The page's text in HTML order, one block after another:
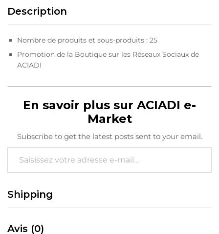
Description
Nombre de produits et sous-produits : 25
Promotion de la Boutique sur les Réseaux Sociaux de
ACIADI
En savoir plus sur ACIADI e-
Market
Subscribe to get the latest posts sent to your email.
Saisissez votre adresse e-mail…
Shipping
Avis (0)